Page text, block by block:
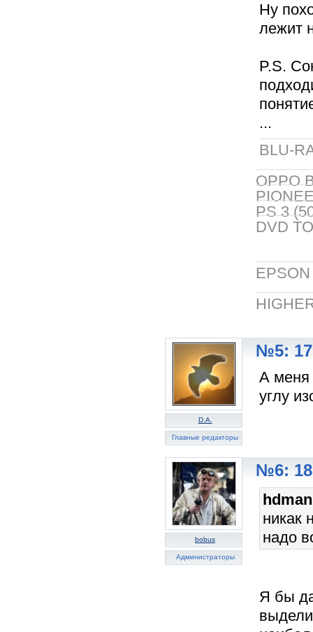
Ну
лежит
P.S.
...
BLU-
OPPO
PS 3
DVD
D.A.
Главные редакторы
№5: 17
А меня
углу
bobus
Администраторы
№6: 18
никак
надо
Я бы